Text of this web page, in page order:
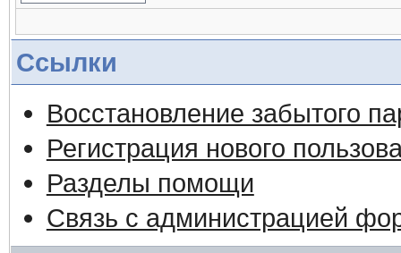
Ссылки
Восстановление забытого
Регистрация нового
Разделы помощи
Связь с администрацией